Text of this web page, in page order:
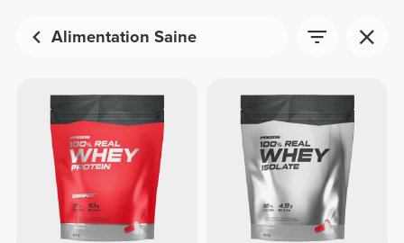
Alimentation Saine